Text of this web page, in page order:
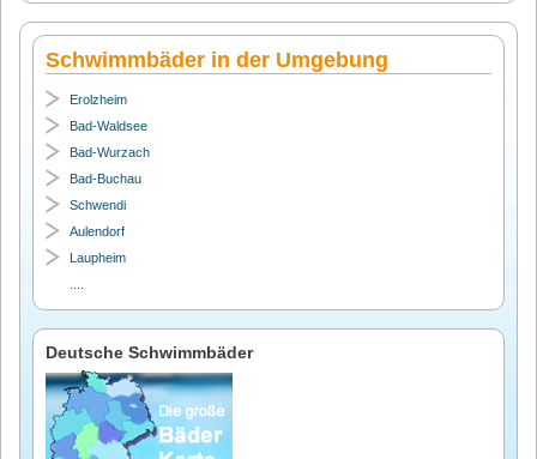
Schwimmbäder in der Umgebung
Erolzheim
Bad-Waldsee
Bad-Wurzach
Bad-Buchau
Schwendi
Aulendorf
Laupheim
Deutsche Schwimmbäder